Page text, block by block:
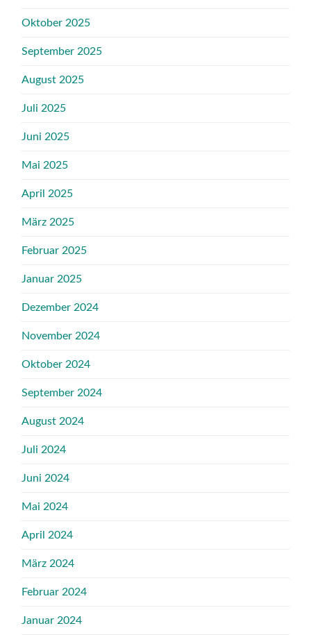
Oktober 2025
September 2025
August 2025
Juli 2025
Juni 2025
Mai 2025
April 2025
März 2025
Februar 2025
Januar 2025
Dezember 2024
November 2024
Oktober 2024
September 2024
August 2024
Juli 2024
Juni 2024
Mai 2024
April 2024
März 2024
Februar 2024
Januar 2024